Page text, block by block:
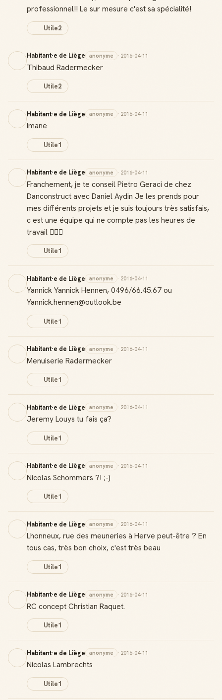
professionnel!! Le sur mesure c'est sa spécialité!
Utile2
Habitant·e de Liège anonyme · 2016-04-11
Thibaud Radermecker
Utile2
Habitant·e de Liège anonyme · 2016-04-11
Imane
Utile1
Habitant·e de Liège anonyme · 2016-04-11
Franchement, je te conseil Pietro Geraci de chez
Danconstruct avec Daniel Aydin Je les prends pour
mes différents projets et je suis toujours très satisfais,
c est une équipe qui ne compte pas les heures de
travail 👍🏻😊
Utile1
Habitant·e de Liège anonyme · 2016-04-11
Yannick Yannick Hennen, 0496/66.45.67 ou
Yannick.hennen@outlook.be
Utile1
Habitant·e de Liège anonyme · 2016-04-11
Menuiserie Radermecker
Utile1
Habitant·e de Liège anonyme · 2016-04-11
Jeremy Louys tu fais ça?
Utile1
Habitant·e de Liège anonyme · 2016-04-11
Nicolas Schommers ?! ;-)
Utile1
Habitant·e de Liège anonyme · 2016-04-11
Lhonneux, rue des meuneries à Herve peut-être ? En
tous cas, très bon choix, c'est très beau
Utile1
Habitant·e de Liège anonyme · 2016-04-11
RC concept Christian Raquet.
Utile1
Habitant·e de Liège anonyme · 2016-04-11
Nicolas Lambrechts
Utile1